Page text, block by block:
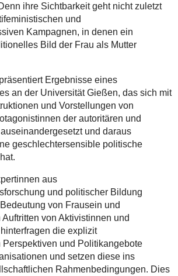
ihre Sichtbarkeit geht nicht zuletzt
und
Kampagnen, in denen ein
Bild der Frau als Mutter
Ergebnisse eines
an der Universität Gießen, das sich mit
und Vorstellungen von
der autoritären und
und daraus
geschlechtersensible politische
aus
und politischer Bildung
von Frausein und
Auftritten von Aktivistinnen und
die explizit
und Politikangebote
und setzen diese ins
Rahmenbedingungen. Dies